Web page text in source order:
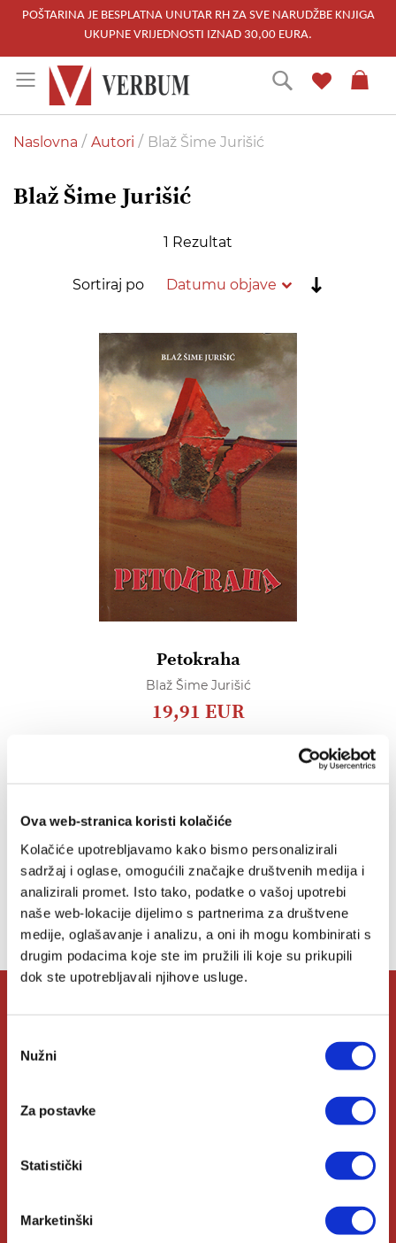
Ova web-stranica koristi kolačiće
Kolačiće upotrebljavamo kako bismo personalizirali
sadržaj i oglase, omogućili značajke društvenih medija i
analizirali promet. Isto tako, podatke o vašoj upotrebi
naše web-lokacije dijelimo s partnerima za društvene
medije, oglašavanje i analizu, a oni ih mogu kombinirati s
drugim podacima koje ste im pružili ili koje su prikupili
dok ste upotrebljavali njihove usluge.
pristanka
Nužni
Za postavke
Statistički
Marketinški
POŠTARINA JE BESPLATNA UNUTAR RH ZA SVE NARUDŽBE KNJIGA
UKUPNE VRIJEDNOSTI IZNAD 30,00 EURA.
to
Content
Traži
Naslovna Autori Blaž Šime Jurišić
Blaž Šime Jurišić
1 Rezultat
Sortiraj po
Petokraha
Blaž Šime Jurišić
19,91 EUR
Lista želja
Nemate artikala u svojoj listi želja.
O Verbumu